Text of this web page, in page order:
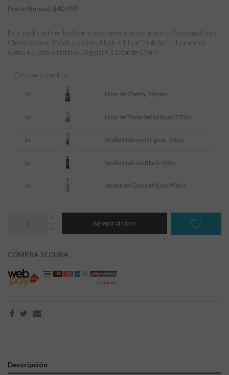
Precio Normal: $40.990
Este pack contiene los licores necesarios para preparar el Cosmopolitan y
Cherry Ocaso: 2 Vodka Ustinov Black + 1 licor Triple Sec + 1 jarabe de
Goma + 1 Vodka Ustinov Original + 1 Licor de Cherry
Este pack contiene
1x Licor de Cherry Mitjans
1x Licor de Triple Sec Mitjans 750cc
1x Vodka Ustinov Original 700cc
2x Vodka Ustinov Black 700cc
1x Jarabe de Goma Mitjans 900cc
Agregar al carro
COMPRA SEGURA
Descripción